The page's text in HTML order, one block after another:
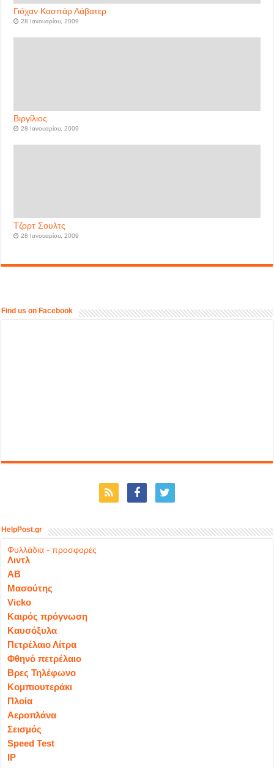
Γιόχαν Κασπάρ Λάβατερ
28 Ιανουαρίου, 2009
Βιργίλιος
28 Ιανουαρίου, 2009
Τζορτ Σουλτς
28 Ιανουαρίου, 2009
Find us on Facebook
HelpPost.gr
Φυλλάδια - προσφορές
Λιντλ
ΑΒ
Μασούτης
Vicko
Καιρός πρόγνωση
Καυσόξυλα
Πετρέλαιο Λίτρα
Φθηνό πετρέλαιο
Βρες Τηλέφωνο
Κομπιουτεράκι
Πλοία
Αεροπλάνα
Σεισμός
Speed Test
IP